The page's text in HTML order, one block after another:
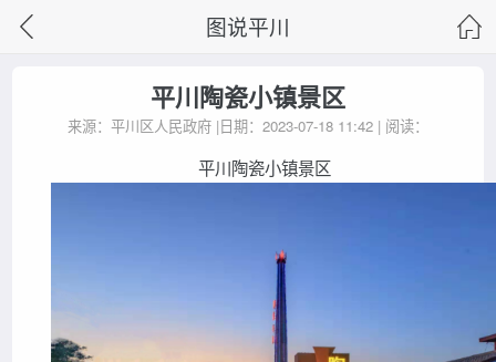
图说平川
平川陶瓷小镇景区
来源：平川区人民政府 |日期：2023-07-18 11:42 | 阅读：
平川陶瓷小镇景区